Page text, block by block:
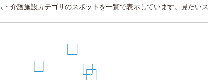
介護施設カテゴリのスポットを一覧で表示しています。見たいス
8
12